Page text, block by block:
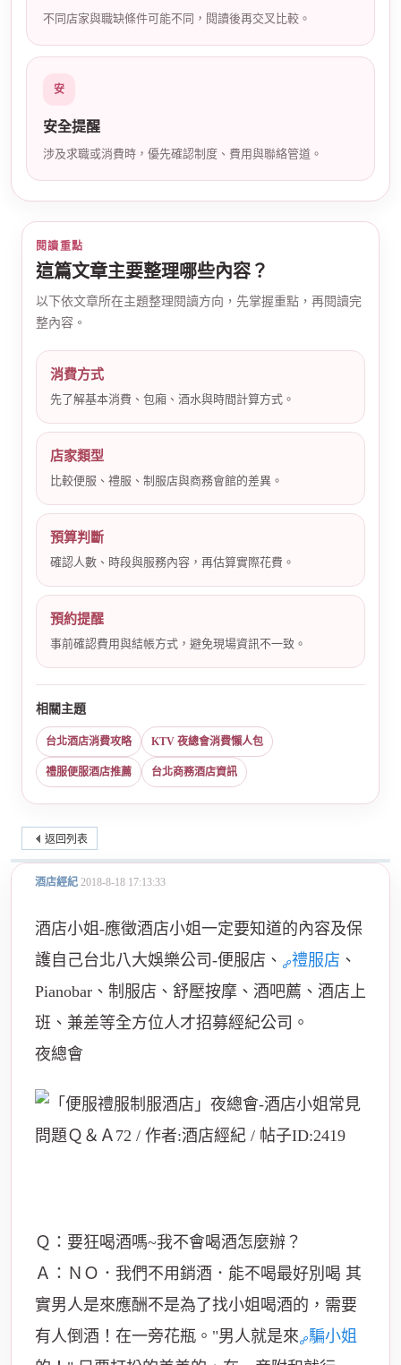
不同店家與職缺條件可能不同，閱讀後再交叉比較。
安
安全提醒
涉及求職或消費時，優先確認制度、費用與聯絡管道。
閱讀重點
這篇文章主要整理哪些內容？
以下依文章所在主題整理閱讀方向，先掌握重點，再閱讀完
整內容。
消費方式
先了解基本消費、包廂、酒水與時間計算方式。
店家類型
比較便服、禮服、制服店與商務會館的差異。
預算判斷
確認人數、時段與服務內容，再估算實際花費。
預約提醒
事前確認費用與結帳方式，避免現場資訊不一致。
相關主題
台北酒店消費攻略 KTV 夜總會消費懶人包
禮服便服酒店推薦 台北商務酒店資訊
返回列表
酒店經紀 2018-8-18 17:13:33
酒店小姐-應徵酒店小姐一定要知道的內容及保
護自己台北八大娛樂公司-便服店、
禮服店 、
Pianobar、制服店、舒壓按摩、酒吧薦、酒店上
班、兼差等全方位人才招募經紀公司。
夜總會
Ｑ：要狂喝酒嗎~我不會喝酒怎麼辦？
Ａ：ＮＯ．我們不用銷酒．能不喝最好別喝 其
實男人是來應酬不是為了找小姐喝酒的，需要
有人倒酒！在一旁花瓶。"男人就是來
騙小姐